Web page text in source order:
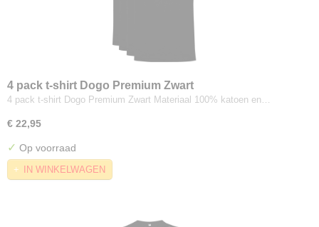
4 pack t-shirt Dogo Premium Zwart
4 pack t-shirt Dogo Premium Zwart Materiaal 100% katoen en…
€ 22,95
✓ Op voorraad
IN WINKELWAGEN